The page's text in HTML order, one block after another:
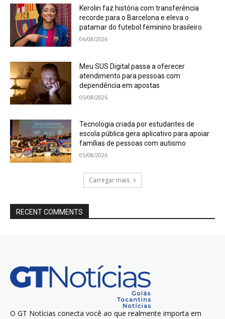
Kerolin faz história com transferência
recorde para o Barcelona e eleva o
patamar do futebol feminino brasileiro
06/08/2026
Meu SUS Digital passa a oferecer
atendimento para pessoas com
dependência em apostas
05/08/2026
Tecnologia criada por estudantes de
escola pública gera aplicativo para apoiar
famílias de pessoas com autismo
05/08/2026
Carregar mais
RECENT COMMENTS
O GT Notícias conecta você ao que realmente importa em